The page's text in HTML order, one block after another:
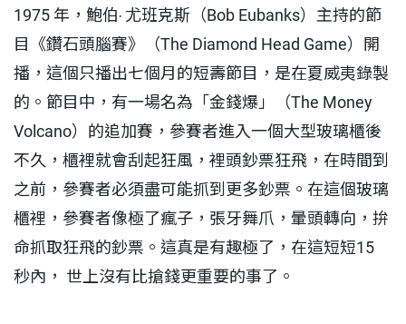
1975 年，鮑伯‧ 尤班克斯（Bob Eubanks）主持的節
目《鑽石頭腦賽》（The Diamond Head Game）開
播，這個只播出七個月的短壽節目，是在夏威夷錄製
的。節目中，有一場名為「金錢爆」（The Money
Volcano）的追加賽，參賽者進入一個大型玻璃櫃後
不久，櫃裡就會刮起狂風，裡頭鈔票狂飛，在時間到
之前，參賽者必須盡可能抓到更多鈔票。在這個玻璃
櫃裡，參賽者像極了瘋子，張牙舞爪，暈頭轉向，拚
命抓取狂飛的鈔票。這真是有趣極了，在這短短15
秒內， 世上沒有比搶錢更重要的事了。